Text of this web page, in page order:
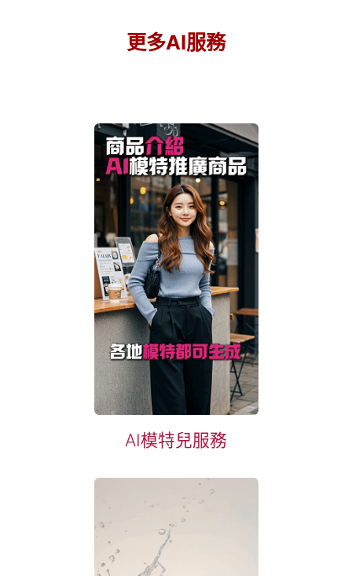
更多AI服務
AI模特兒服務